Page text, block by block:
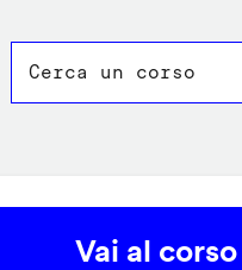
Vai al corso